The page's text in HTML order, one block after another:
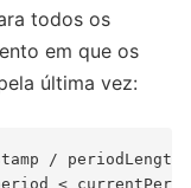
todos os
em que os
última vez:
/ periodLength;
<